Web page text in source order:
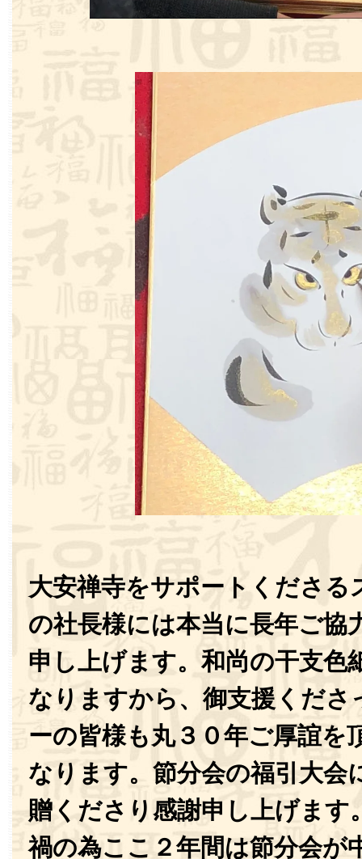
大安禅寺をサポートくださる
の社長様には本当に長年ご協
申し上げます。和尚の干支色
なりますから、御支援くださ
ーの皆様も丸３０年ご厚誼を
なります。節分会の福引大会
贈くださり感謝申し上げます
禍の為ここ２年間は節分会が